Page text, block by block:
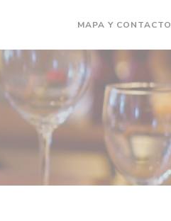
MAPA Y CONTACTO